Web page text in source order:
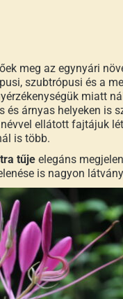
meg az egynyári
szubtrópusi és a
miatt
árnyas helyeken is
ellátott fajtájuk
is több.
tűje elegáns
is nagyon